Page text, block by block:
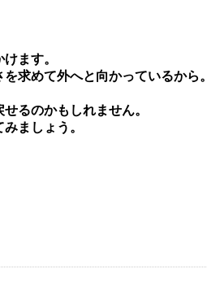
ます。
求めて外へと向かっているから。
るのかもしれません。
ましょう。